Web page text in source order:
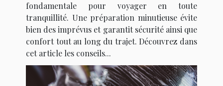
fondamentale pour voyager en toute
tranquillité. Une préparation minutieuse évite
bien des imprévus et garantit sécurité ainsi que
confort tout au long du trajet. Découvrez dans
cet article les conseils...